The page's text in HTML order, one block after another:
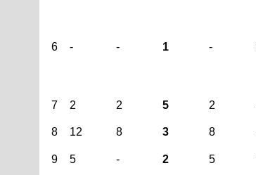
6 - - 1 -
7
2 2 5 2
8 12 8 3 8
9
5 - 2 5